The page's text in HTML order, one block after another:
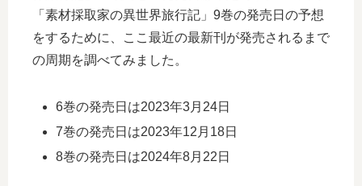
「素材採取家の異世界旅行記」9巻の発売日の予想
をするために、ここ最近の最新刊が発売されるまで
の周期を調べてみました。
6巻の発売日は2023年3月24日
7巻の発売日は2023年12月18日
8巻の発売日は2024年8月22日